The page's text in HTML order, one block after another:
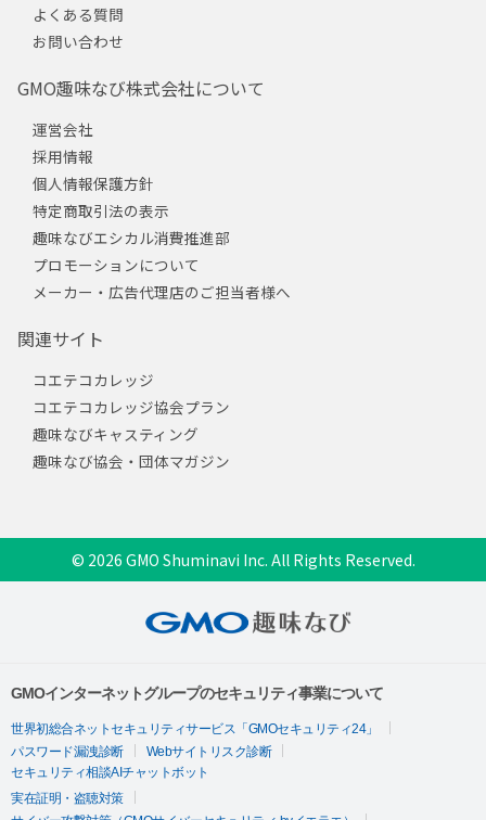
よくある質問
お問い合わせ
GMO趣味なび株式会社について
運営会社
採用情報
個人情報保護方針
特定商取引法の表示
趣味なびエシカル消費推進部
プロモーションについて
メーカー・広告代理店のご担当者様へ
関連サイト
コエテコカレッジ
コエテコカレッジ協会プラン
趣味なびキャスティング
趣味なび協会・団体マガジン
© 2026 GMO Shuminavi Inc. All Rights Reserved.